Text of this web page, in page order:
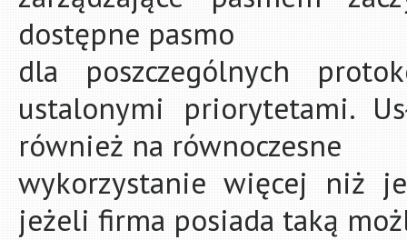
dostępne pasmo
dla poszczególnych
ustalonymi priorytetami.
również na równoczesne
wykorzystanie więcej niż
jeżeli firma posiada taką